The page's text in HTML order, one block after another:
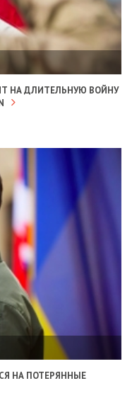
НА ДЛИТЕЛЬНУЮ ВОЙНУ
НА ПОТЕРЯННЫЕ